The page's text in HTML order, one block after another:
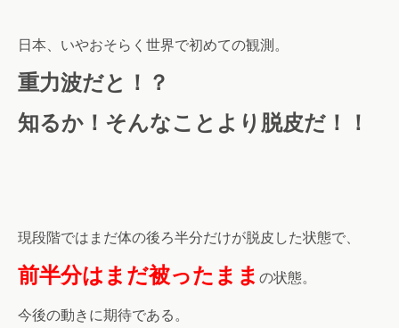
日本、いやおそらく世界で初めての観測。
重力波だと！？
知るか！そんなことより脱皮だ！！
現段階ではまだ体の後ろ半分だけが脱皮した状態で、
前半分はまだ被ったまま の状態。
今後の動きに期待である。